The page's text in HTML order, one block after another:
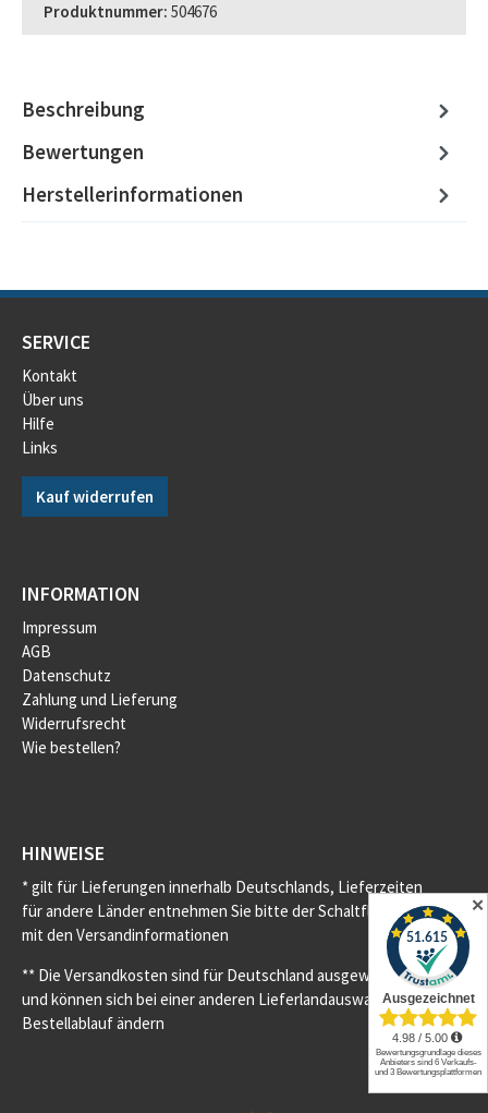
Produktnummer: 504676
Beschreibung
Bewertungen
Herstellerinformationen
SERVICE
Kontakt
Über uns
Hilfe
Links
Kauf widerrufen
INFORMATION
Impressum
AGB
Datenschutz
Zahlung und Lieferung
Widerrufsrecht
Wie bestellen?
HINWEISE
* gilt für Lieferungen innerhalb Deutschlands, Lieferzeiten
für andere Länder entnehmen Sie bitte der Schaltfläche
mit den Versandinformationen
** Die Versandkosten sind für Deutschland ausgewiesen
und können sich bei einer anderen Lieferlandauswahl im
Bestellablauf ändern
✕